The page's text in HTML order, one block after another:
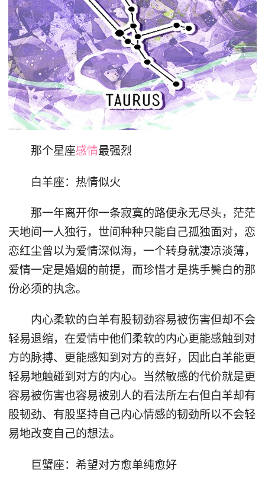
那个星座感情最强烈
白羊座：热情似火
那一年离开你一条寂寞的路便永无尽头，茫茫
天地间一人独行，世间种种只能自己孤独面对，恋
恋红尘曾以为爱情深似海，一个转身就凄凉淡薄，
爱情一定是婚姻的前提，而珍惜才是携手鬓白的那
份必须的执念。
内心柔软的白羊有股韧劲容易被伤害但却不会
轻易退缩，在爱情中他们柔软的内心更能感触到对
方的脉搏、更能感知到对方的喜好，因此白羊能更
轻易地触碰到对方的内心。当然敏感的代价就是更
容易被伤害也容易被别人的看法所左右但白羊却有
股韧劲、有股坚持自己内心情感的韧劲所以不会轻
易地改变自己的想法。
巨蟹座：希望对方愈单纯愈好